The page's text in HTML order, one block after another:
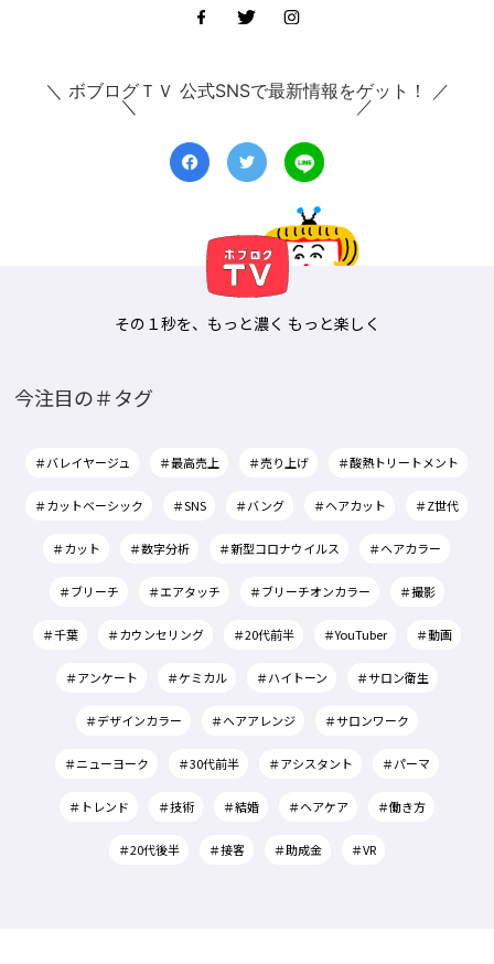
＼ ボブログＴＶ 公式SNSで最新情報をゲット！ ／
その１秒を、もっと濃く もっと楽しく
今注目の＃タグ
＃バレイヤージュ ＃最高売上 ＃売り上げ ＃酸熱トリートメント
＃カットベーシック ＃SNS ＃バング ＃ヘアカット ＃Z世代
＃カット ＃数字分析 ＃新型コロナウイルス ＃ヘアカラー
＃ブリーチ ＃エアタッチ ＃ブリーチオンカラー ＃撮影
＃千葉 ＃カウンセリング ＃20代前半 ＃YouTuber ＃動画
＃アンケート ＃ケミカル ＃ハイトーン ＃サロン衛生
＃デザインカラー ＃ヘアアレンジ ＃サロンワーク
＃ニューヨーク ＃30代前半 ＃アシスタント ＃パーマ
＃トレンド ＃技術 ＃結婚 ＃ヘアケア ＃働き方
＃20代後半 ＃接客 ＃助成金 ＃VR